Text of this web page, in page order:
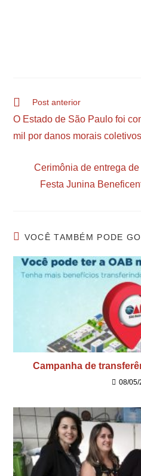
Post anterior
O Estado de São Paulo foi
mil por danos morais
Cerimônia de entrega
Festa Junina
VOCÊ TAMBÉM PODE
Campanha de
08/05/